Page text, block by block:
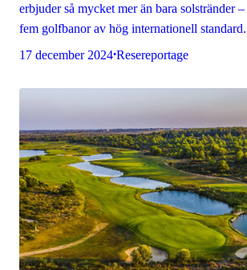
erbjuder så mycket mer än bara solstränder
fem golfbanor av hög internationell standard.
17 december 2024•Resereportage